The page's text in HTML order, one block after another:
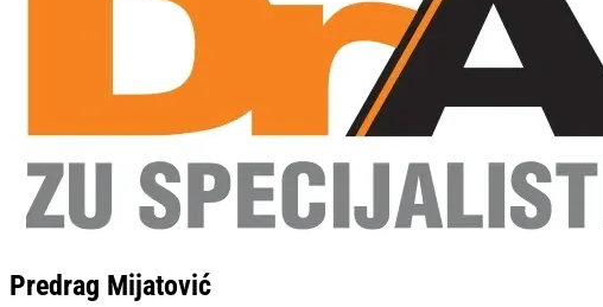
Predrag Mijatović